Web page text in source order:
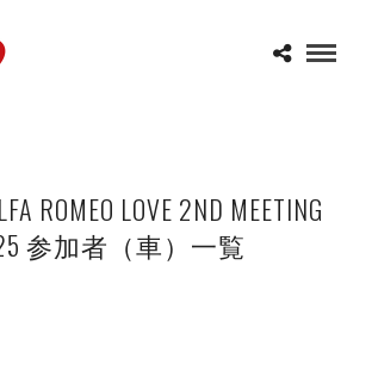
ROMEO LOVE 2ND MEETING
参加者（車）一覧